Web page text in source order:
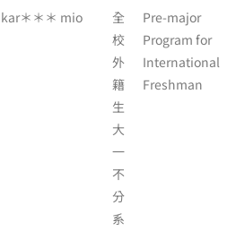
kar＊＊＊ mio
全
校
外
籍
生
大
一
不
分
系
Pre-major
Program for
International
Freshman